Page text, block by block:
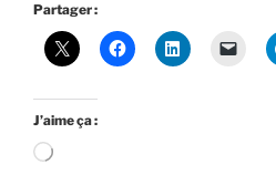
Partager :
J’aime ça :
Chargement…